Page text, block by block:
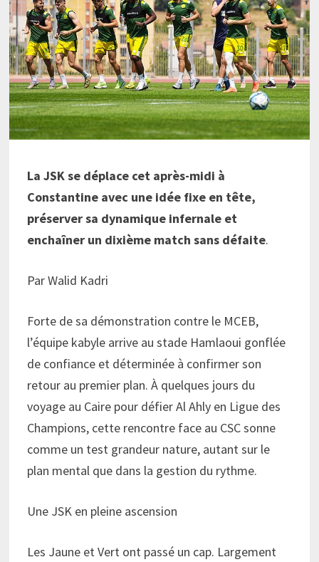
La JSK se déplace cet après-midi à
Constantine avec une idée fixe en tête,
préserver sa dynamique infernale et
enchaîner un dixième match sans défaite.
Par Walid Kadri
Forte de sa démonstration contre le MCEB,
l’équipe kabyle arrive au stade Hamlaoui gonflée
de confiance et déterminée à confirmer son
retour au premier plan. À quelques jours du
voyage au Caire pour défier Al Ahly en Ligue des
Champions, cette rencontre face au CSC sonne
comme un test grandeur nature, autant sur le
plan mental que dans la gestion du rythme.
Une JSK en pleine ascension
Les Jaune et Vert ont passé un cap. Largement